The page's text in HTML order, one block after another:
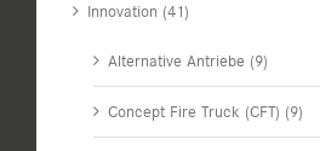
Innovation (41)
Alternative Antriebe (9)
Concept Fire Truck (CFT) (9)